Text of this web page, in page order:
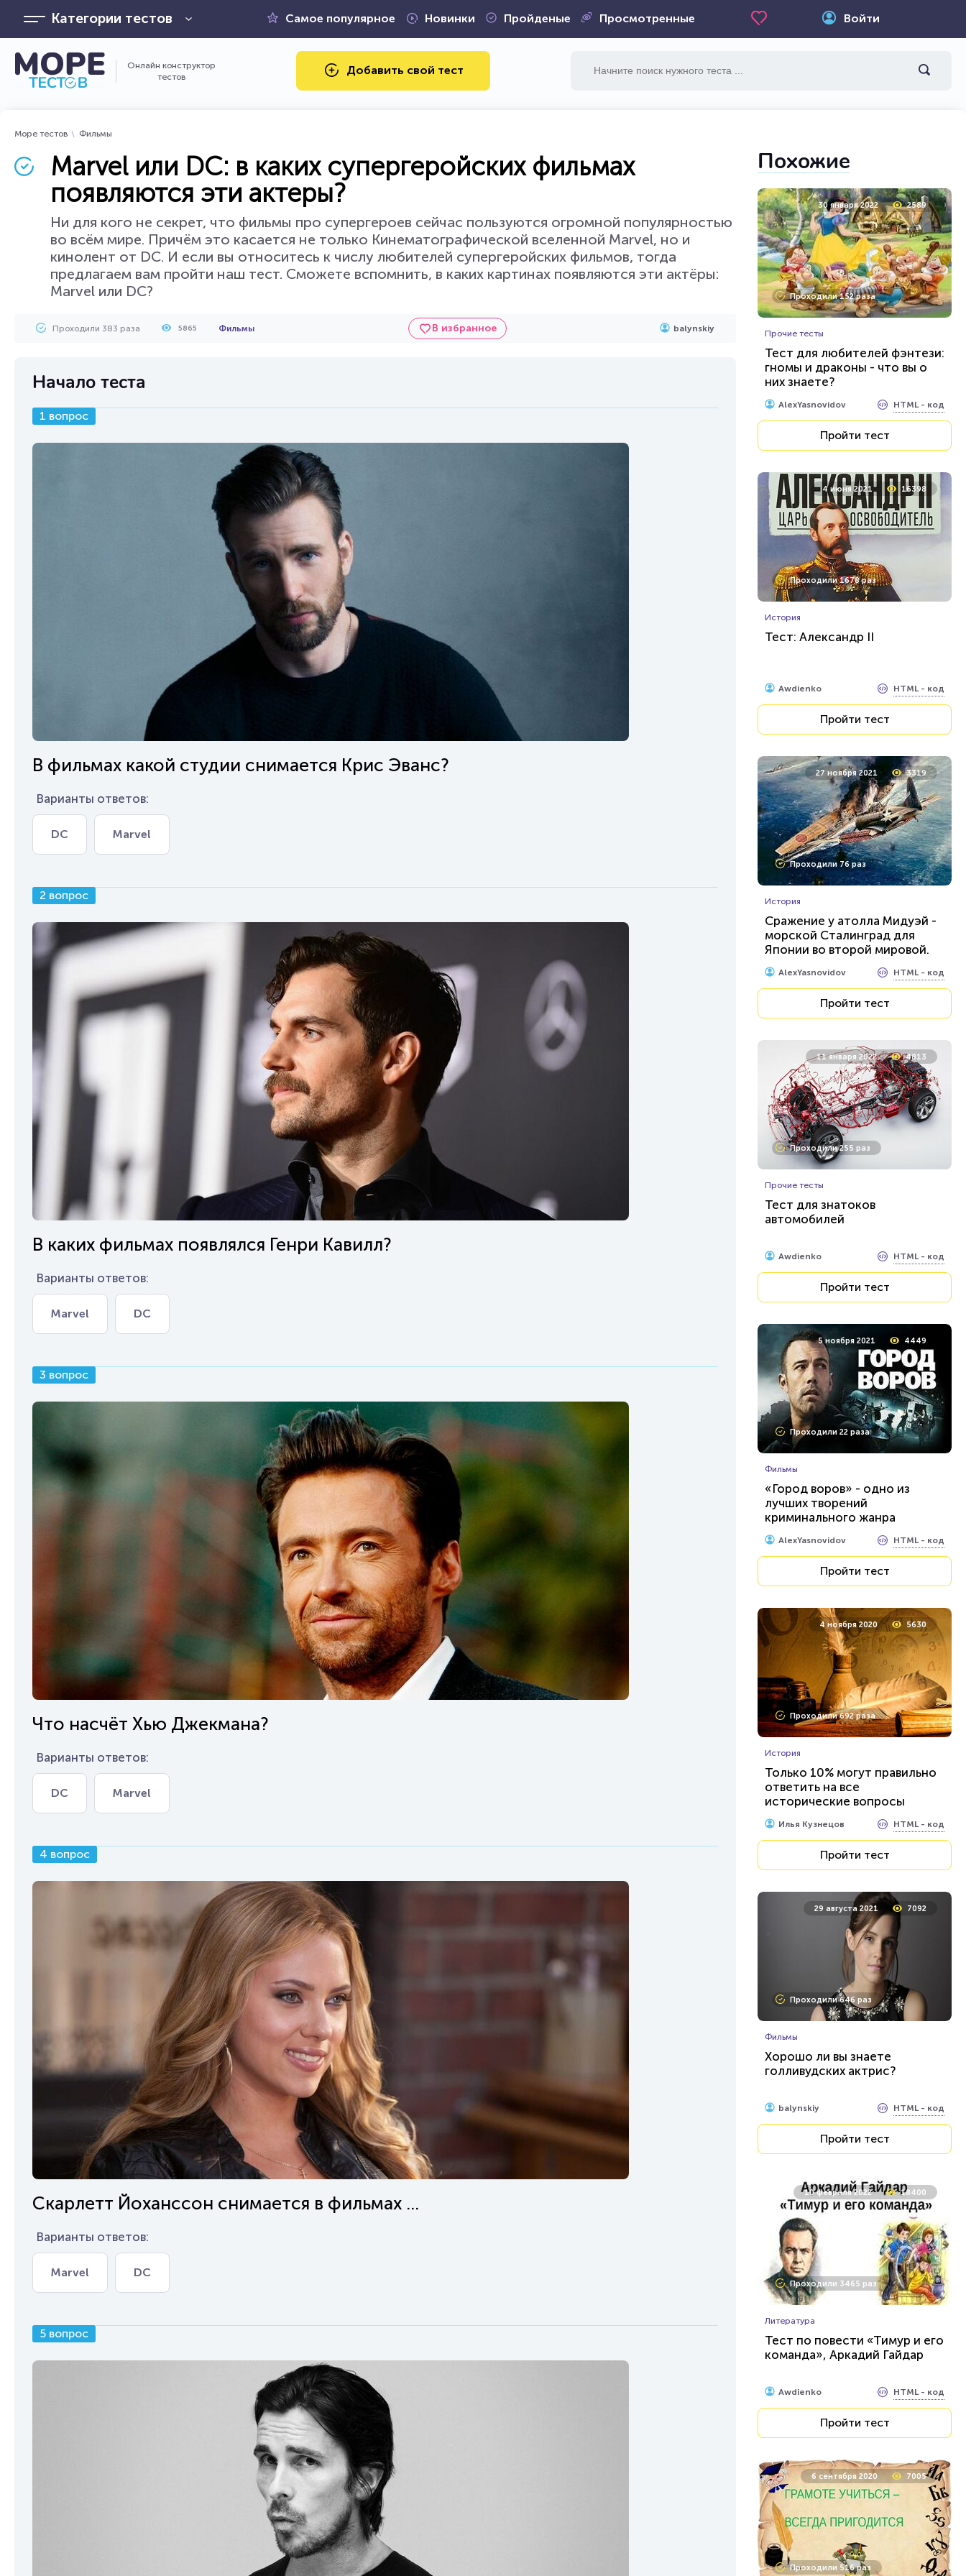
Категории тестов Самое популярное Новинки Пройденые Просмотренные Войти
Онлайн конструктор
тестов
Добавить свой тест
Море тестов Фильмы
Marvel или DC: в каких супергеройских фильмах
появляются эти актеры?
Ни для кого не секрет, что фильмы про супергероев сейчас пользуются огромной популярностью
во всём мире. Причём это касается не только Кинематографической вселенной Marvel, но и
кинолент от DC. И если вы относитесь к числу любителей супергеройских фильмов, тогда
предлагаем вам пройти наш тест. Сможете вспомнить, в каких картинах появляются эти актёры:
Marvel или DC?
Проходили 383 раза 5865 Фильмы В избранное balynskiy
Начало теста
1 вопрос
В фильмах какой студии снимается Крис Эванс?
Варианты ответов:
DC Marvel
2 вопрос
В каких фильмах появлялся Генри Кавилл?
Варианты ответов:
Marvel DC
3 вопрос
Что насчёт Хью Джекмана?
Варианты ответов:
DC Marvel
4 вопрос
Скарлетт Йоханссон снимается в фильмах ...
Варианты ответов:
Marvel DC
5 вопрос
Похожие
30 января 2022 2589
Проходили 152 раза
Прочие тесты
Тест для любителей фэнтези:
гномы и драконы - что вы о
них знаете?
AlexYasnovidov HTML - код
Пройти тест
4 июня 2021 16398
Проходили 1678 раз
История
Тест: Александр II
Awdienko HTML - код
Пройти тест
27 ноября 2021 3319
Проходили 76 раз
История
Сражение у атолла Мидуэй -
морской Сталинград для
Японии во второй мировой.
Что вы об этом знаете?
AlexYasnovidov HTML - код
Пройти тест
11 января 2022 4813
Проходили 255 раз
Прочие тесты
Тест для знатоков
автомобилей
Awdienko HTML - код
Пройти тест
5 ноября 2021 4449
Проходили 22 раза
Фильмы
«Город воров» - одно из
лучших творений
криминального жанра
Голливуда
AlexYasnovidov HTML - код
Пройти тест
4 ноября 2020 5630
Проходили 692 раза
История
Только 10% могут правильно
ответить на все
исторические вопросы
Илья Кузнецов HTML - код
Пройти тест
29 августа 2021 7092
Проходили 646 раз
Фильмы
Хорошо ли вы знаете
голливудских актрис?
balynskiy HTML - код
Пройти тест
10 февраля 2022 18400
Проходили 3465 раз
Литература
Тест по повести «Тимур и его
команда», Аркадий Гайдар
Awdienko HTML - код
Пройти тест
6 сентября 2020 7005
Проходили 516 раз